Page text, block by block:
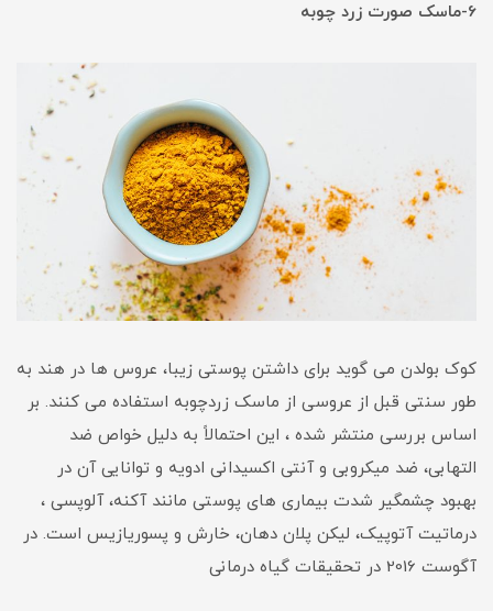
6-ماسک صورت زرد چوبه
کوک بولدن می گوید برای داشتن پوستی زیبا، عروس ها در هند به
طور سنتی قبل از عروسی از ماسک زردچوبه استفاده می کنند. بر
اساس بررسی منتشر شده ، این احتمالاً به دلیل خواص ضد
التهابی، ضد میکروبی و آنتی اکسیدانی ادویه و توانایی آن در
بهبود چشمگیر شدت بیماری های پوستی مانند آکنه، آلوپسی ،
درماتیت آتوپیک، لیکن پلان دهان، خارش و پسوریازیس است. در
آگوست 2016 در تحقیقات گیاه درمانی